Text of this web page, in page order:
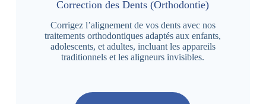
Correction des Dents (Orthodontie)
Corrigez l’alignement de vos dents avec nos
traitements orthodontiques adaptés aux enfants,
adolescents, et adultes, incluant les appareils
traditionnels et les aligneurs invisibles.